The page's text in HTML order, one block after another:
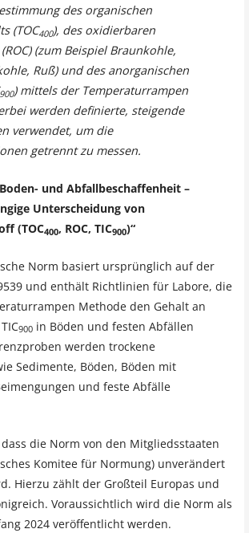
des organischen
(TOC400), des oxidierbaren
(zum Beispiel Braunkohle,
Ruß) und des anorganischen
) mittels der Temperaturrampen
werden definierte, steigende
verwendet, um die
getrennt zu messen.
und Abfallbeschaffenheit –
Unterscheidung von
(TOC400, ROC, TIC900)“
Norm basiert ursprünglich auf der
und enthält Richtlinien für Labore, die
Methode den Gehalt an
900in Böden und festen Abfällen
werden trockene
Sedimente, Böden, Böden mit
und feste Abfälle
die Norm von den Mitgliedsstaaten
Komitee für Normung) unverändert
Hierzu zählt der Großteil Europas und
Voraussichtlich wird die Norm als
2024 veröffentlicht werden.